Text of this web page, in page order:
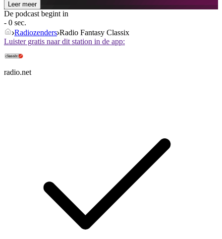
Leer meer
De podcast begint in
- 0 sec.
Radiozenders Radio Fantasy Classix
Luister gratis naar dit station in de app:
radio.net